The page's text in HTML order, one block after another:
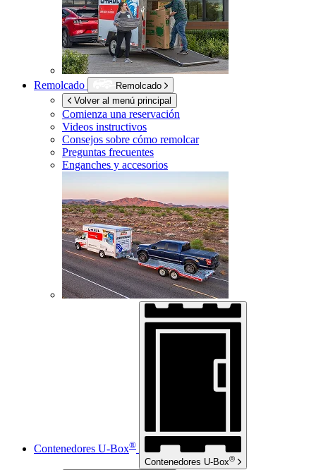
Remolcado
Remolcado
Volver al menú principal
Comienza una reservación
Videos instructivos
Consejos sobre cómo remolcar
Preguntas frecuentes
Enganches y accesorios
Contenedores U-Box®
Contenedores U-Box®